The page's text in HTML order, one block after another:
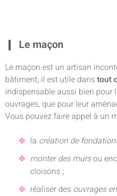
Le maçon
Le maçon est un artisan
bâtiment, il est utile danstout
indispensable aussi bien pour
ouvrages, que pour leur
Vous pouvez faire appel à un
la création de
monter des mursou
cloisons ;
réaliser des ouvrages